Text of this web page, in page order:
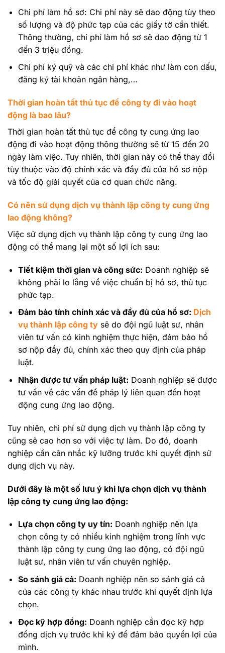
Chi phí làm hồ sơ: Chi phí này sẽ dao động tùy theo
số lượng và độ phức tạp của các giấy tờ cần thiết.
Thông thường, chi phí làm hồ sơ sẽ dao động từ 1
đến 3 triệu đồng.
Chi phí ký quỹ và các chi phí khác như làm con dấu,
đăng ký tài khoản ngân hàng,…
Thời gian hoàn tất thủ tục để công ty đi vào hoạt
động là bao lâu?
Thời gian hoàn tất thủ tục để công ty cung ứng lao
động đi vào hoạt động thông thường sẽ từ 15 đến 20
ngày làm việc. Tuy nhiên, thời gian này có thể thay đổi
tùy thuộc vào độ chính xác và đầy đủ của hồ sơ nộp
và tốc độ giải quyết của cơ quan chức năng.
Có nên sử dụng dịch vụ thành lập công ty cung ứng
lao động không?
Việc sử dụng dịch vụ thành lập công ty cung ứng lao
động có thể mang lại một số lợi ích sau:
Tiết kiệm thời gian và công sức: Doanh nghiệp sẽ
không phải lo lắng về việc chuẩn bị hồ sơ, thủ tục
phức tạp.
Đảm bảo tính chính xác và đầy đủ của hồ sơ: Dịch
vụ thành lập công tysẽ do đội ngũ luật sư, nhân
viên tư vấn có kinh nghiệm thực hiện, đảm bảo hồ
sơ nộp đầy đủ, chính xác theo quy định của pháp
luật.
Nhận được tư vấn pháp luật: Doanh nghiệp sẽ được
tư vấn về các vấn đề pháp lý liên quan đến hoạt
động cung ứng lao động.
Tuy nhiên, chi phí sử dụng dịch vụ thành lập công ty
cũng sẽ cao hơn so với việc tự làm. Do đó, doanh
nghiệp cần cân nhắc kỹ lưỡng trước khi quyết định sử
dụng dịch vụ này.
Dưới đây là một số lưu ý khi lựa chọn dịch vụ thành
lập công ty cung ứng lao động:
Lựa chọn công ty uy tín: Doanh nghiệp nên lựa
chọn công ty có nhiều kinh nghiệm trong lĩnh vực
thành lập công ty cung ứng lao động, có đội ngũ
luật sư, nhân viên tư vấn chuyên nghiệp.
So sánh giá cả: Doanh nghiệp nên so sánh giá cả
của các công ty khác nhau trước khi quyết định lựa
chọn.
Đọc kỹ hợp đồng: Doanh nghiệp cần đọc kỹ hợp
đồng dịch vụ trước khi ký để đảm bảo quyền lợi của
mình.